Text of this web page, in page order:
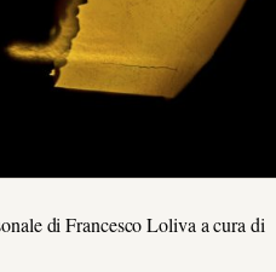
di Francesco Loliva a cura di